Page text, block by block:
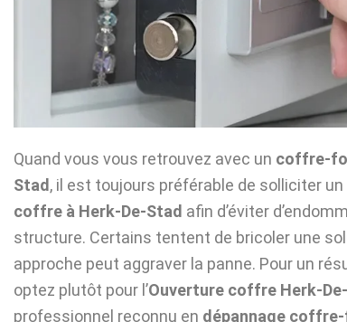
Quand vous vous retrouvez avec un coffre-
Stad , il est toujours préférable de solliciter un
coffre à Herk-De-Stad afin d’éviter
structure. Certains tentent de bricoler une
approche peut aggraver la panne. Pour un
optez plutôt pour l’Ouverture coffre Herk-
professionnel reconnu en dépannage